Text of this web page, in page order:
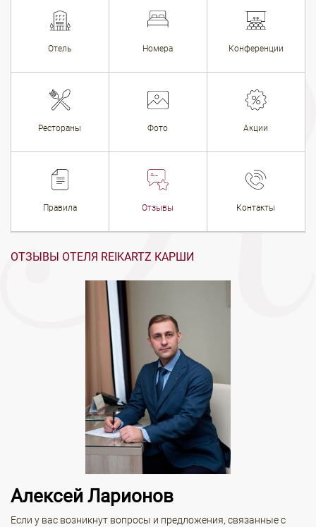
Отель Номера Конференции
Рестораны Фото Акции
Правила Отзывы Контакты
ОТЗЫВЫ ОТЕЛЯ REIKARTZ КАРШИ
Алексей Ларионов
Если у вас возникнут вопросы и предложения, связанные с